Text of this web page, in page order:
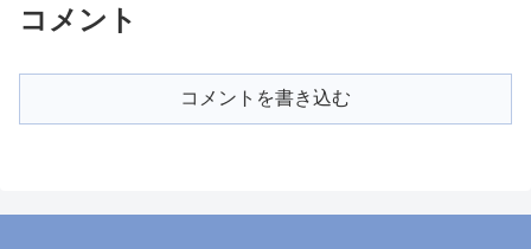
コメント
コメントを書き込む